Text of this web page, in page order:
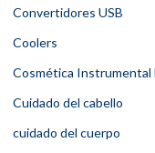
Convertidores USB
Coolers
Cosmética Instrumental
Cuidado del cabello
cuidado del cuerpo